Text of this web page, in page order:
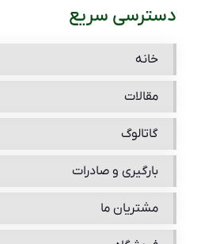
دسترسی سریع
خانه
مقالات
گاتالوگ
بارگیری و صادرات
مشتریان ما